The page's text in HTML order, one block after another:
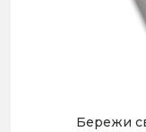
Бережи